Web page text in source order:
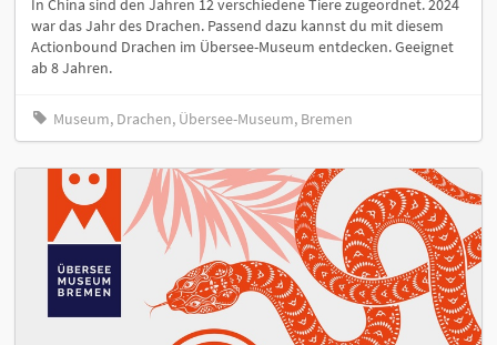
In China sind den Jahren 12 verschiedene Tiere zugeordnet. 2024
war das Jahr des Drachen. Passend dazu kannst du mit diesem
Actionbound Drachen im Übersee-Museum entdecken. Geeignet
ab 8 Jahren.
Museum, Drachen, Übersee-Museum, Bremen